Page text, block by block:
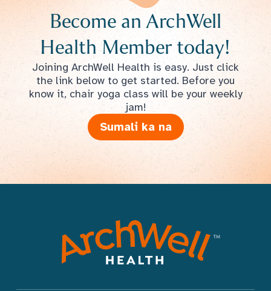
Become an ArchWell
Health Member today!
Joining ArchWell Health is easy. Just click
the link below to get started. Before you
know it, chair yoga class will be your weekly
jam!
Sumali ka na